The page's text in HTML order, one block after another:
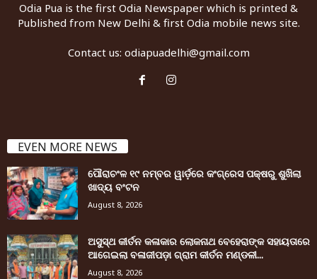
Odia Pua is the first Odia Newspaper which is printed &
Published from New Delhi & first Odia mobile news site.
Contact us: odiapuadelhi@gmail.com
EVEN MORE NEWS
ପୌରାଚଂଳ ୧୯ ନମ୍ବର ୱାର୍ଡ଼ରେ କଂଗ୍ରେସ ପକ୍ଷରୁ ଶୁଖିଲା
ଖାଦ୍ୟ ବଂଟନ
August 8, 2026
ଅସୁସ୍ଥ କୀର୍ତନ କଳାକାର ଲୋକନାଥ ବେହେରାଙ୍କ ସହାୟତାରେ
ଆଗେଇଲା ବଳାଜୀପଡ଼ା ଗ୍ରାମ କୀର୍ତନ ମଣ୍ଡଳୀ...
August 8, 2026